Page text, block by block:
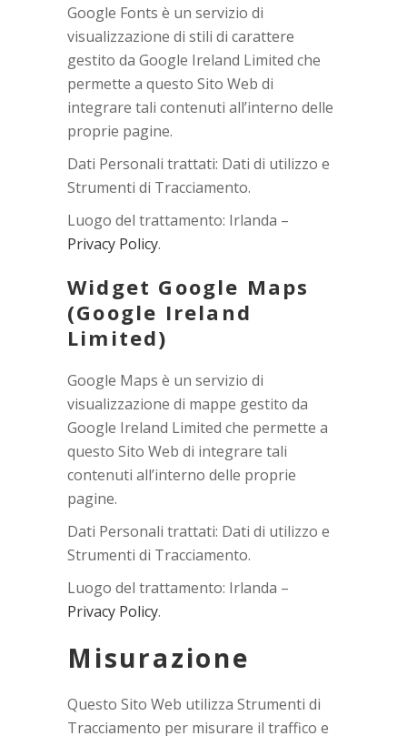
Google Fonts è un servizio di
visualizzazione di stili di carattere
gestito da Google Ireland Limited che
permette a questo Sito Web di
integrare tali contenuti all’interno delle
proprie pagine.
Dati Personali trattati: Dati di utilizzo e
Strumenti di Tracciamento.
Luogo del trattamento: Irlanda –
Privacy Policy.
Widget Google Maps
(Google Ireland
Limited)
Google Maps è un servizio di
visualizzazione di mappe gestito da
Google Ireland Limited che permette a
questo Sito Web di integrare tali
contenuti all’interno delle proprie
pagine.
Dati Personali trattati: Dati di utilizzo e
Strumenti di Tracciamento.
Luogo del trattamento: Irlanda –
Privacy Policy.
Misurazione
Questo Sito Web utilizza Strumenti di
Tracciamento per misurare il traffico e